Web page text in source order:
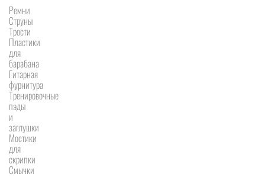
Ремни
Струны
Трости
Пластики
для
барабана
Гитарная
фурнитура
Тренировочные
пэды
и
заглушки
Мостики
для
скрипки
Смычки